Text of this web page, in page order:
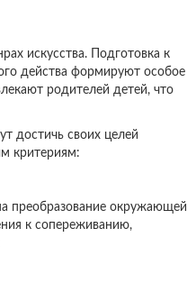
искусства. Подготовка к
действа формируют особое
родителей детей, что
достичь своих целей
критериям:
преобразование окружающей
к сопереживанию,